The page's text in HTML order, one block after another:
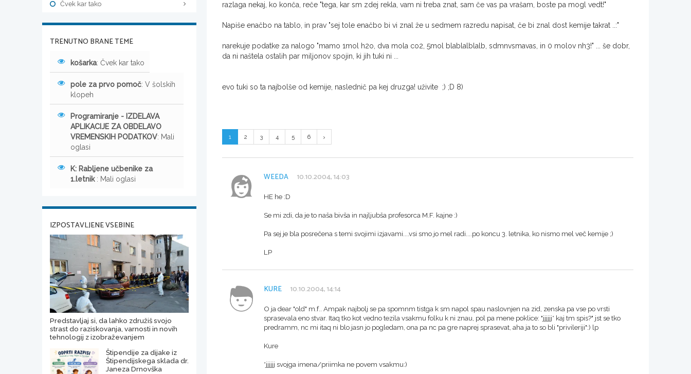
razlaga nekaj, ko konča, reče "tega, kar sm zdej rekla, vam ni treba znat, sam če vas pa vrašam, boste pa mogl vedt!"
Napiše enačbo na tablo, in prav "sej tole enačbo bi vi znal že u sedmem razredu napisat, če bi znal dost kemije takrat ..:"
narekuje podatke za nalogo "mamo 1mol h2o, dva mola co2, 5mol blablalblalb, sdmnvsmavas, in 0 molov nh3!" ... še dobr,
da ni naštela ostalih par miljonov spojin, ki jih tuki ni ...
evo tuki so ta najbolše od kemije, naslednič pa kej druzga! uživite ;) ;D 8)
1 2 3 4 5 6
WEEDA 10.10.2004, 14:03
HE he :D
Se mi zdi, da je to naša bivša in najljubša profesorca M.F. kajne :)
Pa sej je bla posrečena s temi svojimi izjavami....vsi smo jo mel radi....po koncu 3. letnika, ko nismo mel več kemije ;)
LP
KURE 10.10.2004, 14:14
O ja dear "old" m.f.. Ampak najbolj se pa spomnm tistga k sm napol spau naslovnjen na zid, zenska pa vse po vrsti
sprasevala eno stvar. Itaq tko kot vedno tezila vsakmu folku k ni znau, pol pa mene poklice: "jjjjjj* kaj tm spis?" jst se tko
predramm, nc mi itaq ni blo jasn jo pogledam, ona pa nc pa gre naprej sprasevat, aha ja to so bli "privileriji":) lp
Kure
*jjjjjj svojga imena/priimka ne povem vsakmu:)
Čvek kar tako
TRENUTNO BRANE TEME
košarka: Čvek kar tako
pole za prvo pomoč: V šolskih
klopeh
Programiranje - IZDELAVA
APLIKACIJE ZA OBDELAVO
VREMENSKIH PODATKOV: Mali
oglasi
K: Rabljene učbenike za
1.letnik : Mali oglasi
IZPOSTAVLJENE VSEBINE
Predstavljaj si, da lahko združiš svojo
strast do raziskovanja, varnosti in novih
tehnologij z izobraževanjem
Štipendije za dijake iz
Štipendijskega sklada dr.
Janeza Drnovška